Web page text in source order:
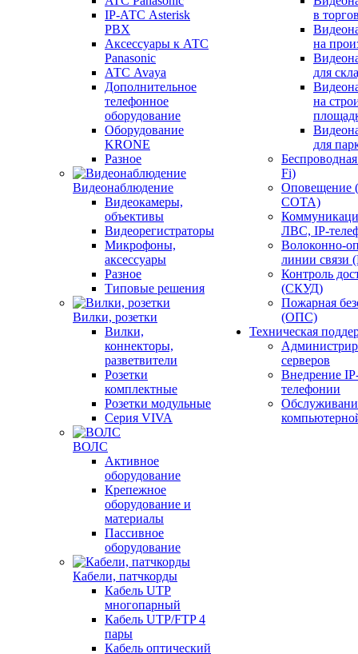
IP-АТС Asterisk
PBX
Аксессуары к АТС
Panasonic
АТС Avaya
Дополнительное
телефонное
оборудование
Оборудование
KRONE
Разное
Видеонаблюдение
Видеокамеры,
объективы
Видеорегистраторы
Микрофоны,
аксессуары
Разное
Типовые решения
Вилки, розетки
Вилки,
коннекторы,
разветвители
Розетки
комплектные
Розетки модульные
Серия VIVA
ВОЛС
Активное
оборудование
Крепежное
оборудование и
материалы
Пассивное
оборудование
Кабели, патчкорды
Кабель UTP
многопарный
Кабель UTP/FTP 4
пары
Кабель оптический
в
на
для
на
для
Fi)
СОТА)
ЛВС, IP-
Волоконно-
линии
Контроль
(СКУД)
Пожарная
(ОПС)
Техническая
серверов
Внедрение
телефонии